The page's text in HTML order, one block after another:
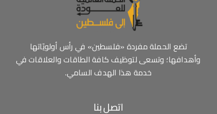
تضع الحملة مفردة «فلسطين» في رأس أولويّاتها
وأهدافها؛ وتسعى لتوظيف كافة الطاقات والعلاقات في
خدمة هذا الهدف السامي.
اتصل بنا